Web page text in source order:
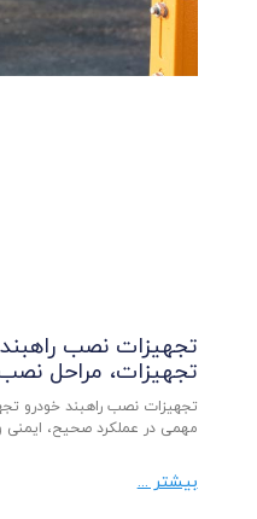
تجهیزات نصب
تجهیزات، مراحل
تجهیزات نصب راهبند خودرو
مهمی در عملکرد صحیح، ایمنی
بیشتر ...